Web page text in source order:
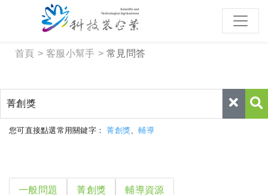
跳到主要內容區塊
首頁 客服小幫手 常見問答
關鍵字
您可直接點選常用關鍵字：菁創獎、輔導
一般問題 菁創獎 輔導資源